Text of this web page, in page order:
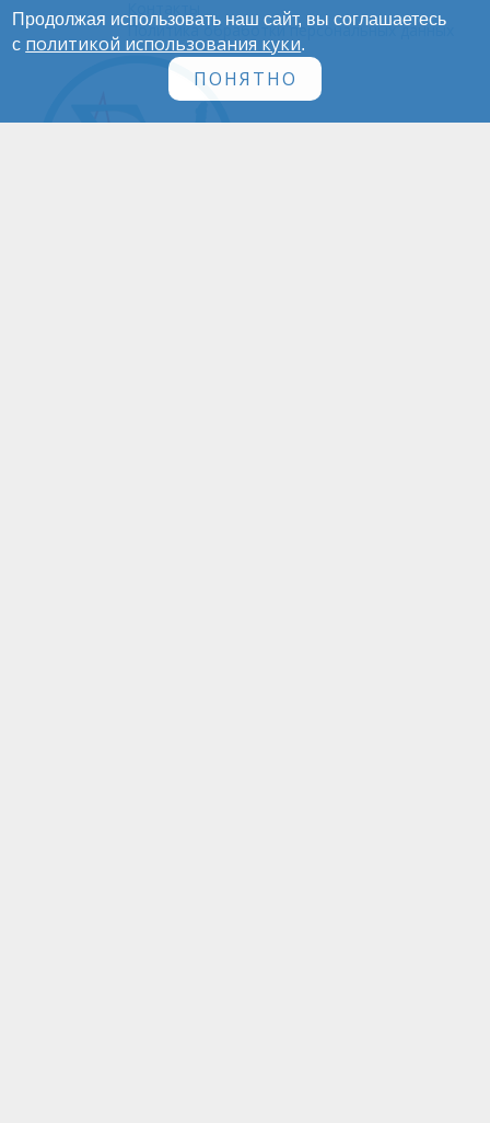
Политика обработки персональных данных
Продолжая использовать наш сайт, вы соглашаетесь
с политикой использования куки.
ПОНЯТНО